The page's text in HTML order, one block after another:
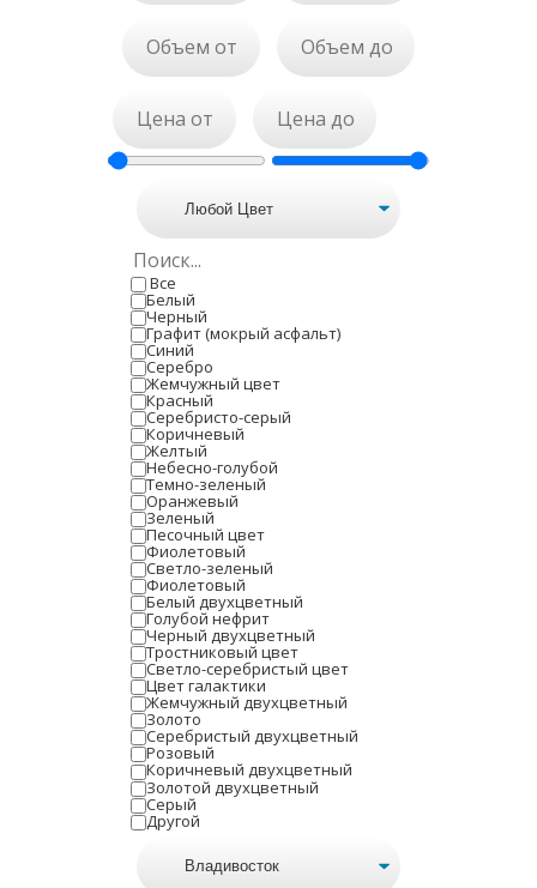
Все
Белый
Черный
Графит (мокрый асфальт)
Синий
Серебро
Жемчужный цвет
Красный
Серебристо-серый
Коричневый
Желтый
Небесно-голубой
Темно-зеленый
Оранжевый
Зеленый
Песочный цвет
Фиолетовый
Светло-зеленый
Фиолетовый
Белый двухцветный
Голубой нефрит
Черный двухцветный
Тростниковый цвет
Светло-серебристый цвет
Цвет галактики
Жемчужный двухцветный
Золото
Серебристый двухцветный
Розовый
Коричневый двухцветный
Золотой двухцветный
Серый
Другой